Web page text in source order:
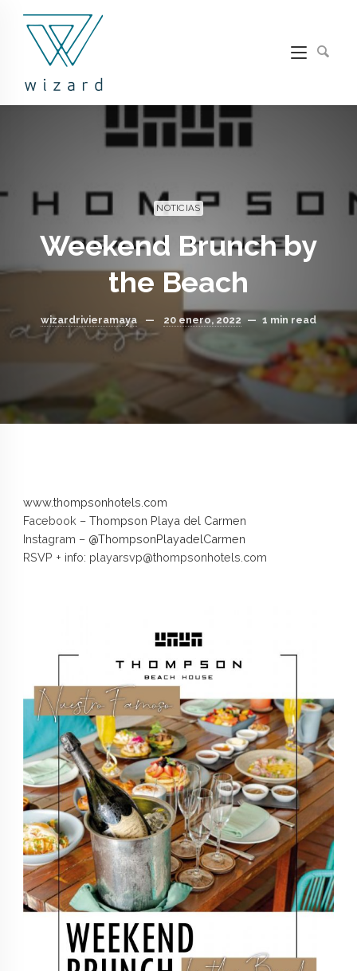
NOTICIAS
Weekend Brunch by
the Beach
wizardrivieramaya — 20 enero, 2022 — 1 min read
www.thompsonhotels.com
Facebook – Thompson Playa del Carmen
Instagram – @ThompsonPlayadelCarmen
RSVP + info: playarsvp@thompsonhotels.com